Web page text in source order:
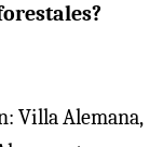
Villa Alemana,